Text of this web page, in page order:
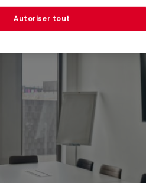
Autoriser tout